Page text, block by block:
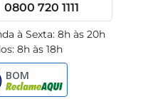
0800 720 1111
à Sexta: 8h às 20h
8h às 18h